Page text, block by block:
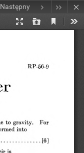
Następny